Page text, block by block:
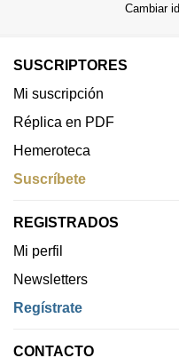
Cambiar
SUSCRIPTORES
Mi suscripción
Réplica en PDF
Hemeroteca
Suscríbete
REGISTRADOS
Mi perfil
Newsletters
Regístrate
CONTACTO